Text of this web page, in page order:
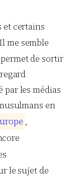
et certains
me semble
permet de sortir
par les médias
en
urope ,
le sujet de